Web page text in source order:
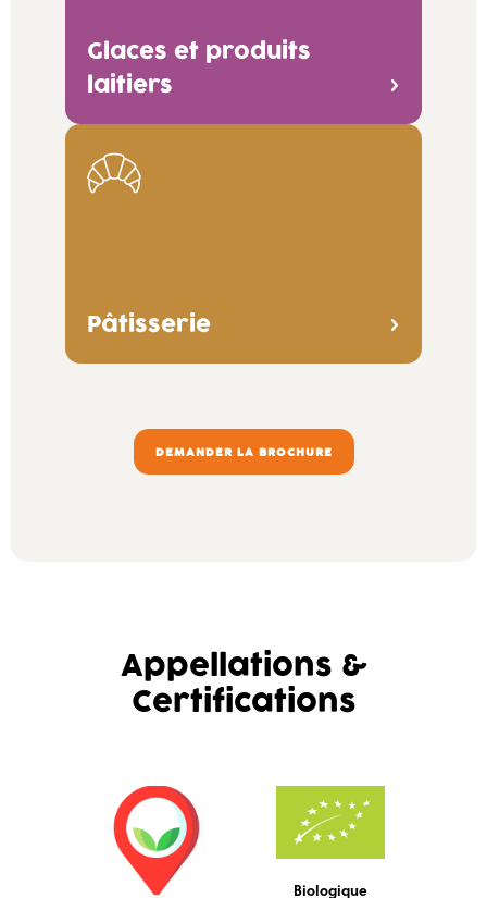
Glaces et produits
laitiers
Pâtisserie
DEMANDER LA BROCHURE
Appellations &
Certifications
Biologique